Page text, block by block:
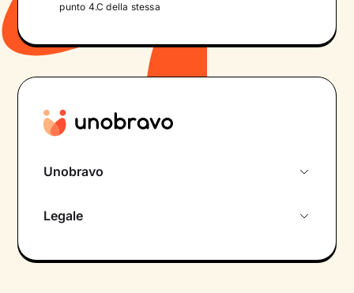
punto 4.C della stessa
Unobravo
Psicologo in chat
Legale